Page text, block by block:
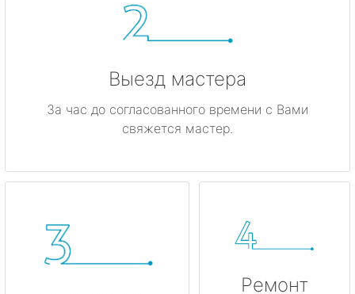
Выезд мастера
За час до согласованного времени с Вами
свяжется мастер.
Ремонт